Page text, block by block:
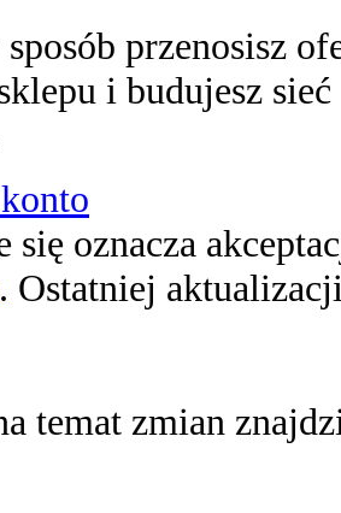
przenosisz
i budujesz sieć
się oznacza
. Ostatniej
temat zmian